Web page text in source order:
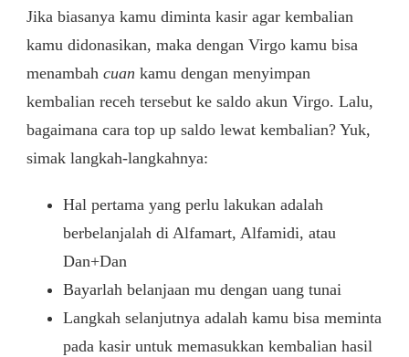
Jika biasanya kamu diminta kasir agar kembalian
kamu didonasikan, maka dengan Virgo kamu bisa
menambah cuan kamu dengan menyimpan
kembalian receh tersebut ke saldo akun Virgo. Lalu,
bagaimana cara top up saldo lewat kembalian? Yuk,
simak langkah-langkahnya:
Hal pertama yang perlu lakukan adalah
berbelanjalah di Alfamart, Alfamidi, atau
Dan+Dan
Bayarlah belanjaan mu dengan uang tunai
Langkah selanjutnya adalah kamu bisa meminta
pada kasir untuk memasukkan kembalian hasil